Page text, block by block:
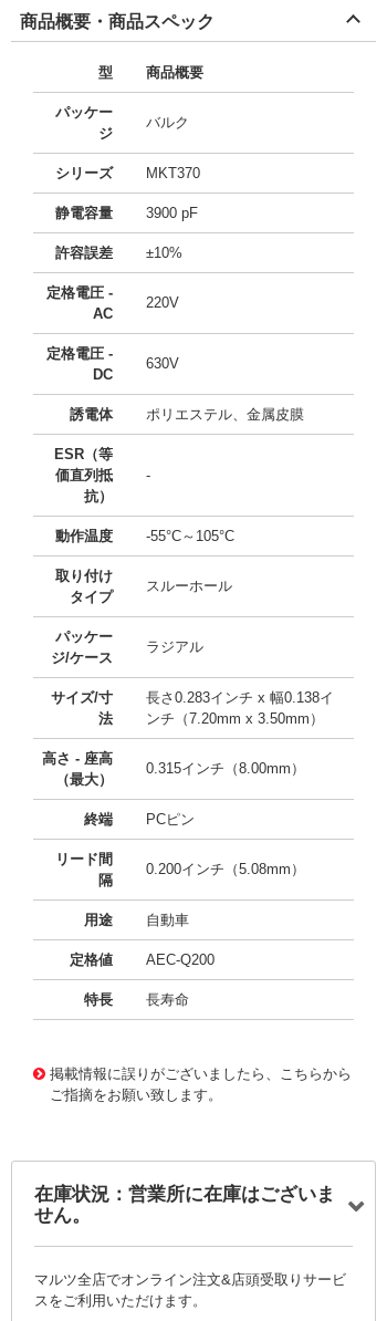
商品概要・商品スペック
型 商品概要
パッケー
ジ
バルク
シリーズ MKT370
静電容量 3900 pF
許容誤差 ±10%
定格電圧 -
AC
220V
定格電圧 -
DC
630V
誘電体 ポリエステル、金属皮膜
ESR（等
価直列抵
抗）
-
動作温度 -55°C～105°C
取り付け
タイプ
スルーホール
パッケー
ジ/ケース
ラジアル
サイズ/寸
法
長さ0.283インチ x 幅0.138イ
ンチ（7.20mm x 3.50mm）
高さ - 座高
（最大）
0.315インチ（8.00mm）
終端 PCピン
リード間
隔
0.200インチ（5.08mm）
用途 自動車
定格値 AEC-Q200
特長 長寿命
掲載情報に誤りがございましたら、こちらから
ご指摘をお願い致します。
在庫状況：営業所に在庫はございま
せん。
マルツ全店でオンライン注文&店頭受取りサービ
スをご利用いただけます。